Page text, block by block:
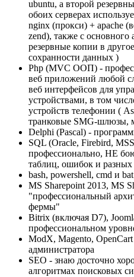
ubuntu, а второй
обоих серверах
nginx (прокси) + apache
zend), также с
резервные копии в
сохранности данных )
Php (MVC ООП) -
веб приложений любой
веб интерфейсов для
устройствами, в том
устройств телефонии (
транковые SMG-шлюзы,
Delphi (Pascal) -
SQL (Oracle, Firebird,
профессионально, НЕ
таблиц, ошибок и разных
bash, powershell, cmd и
MS Sharepoint 2013, MS
"профессиональный
фермы"
Bitrix (включая D7),
профессиональном
ModX, Magento,
администратора
SEO - знаю досточно
алгоритмах поисковых